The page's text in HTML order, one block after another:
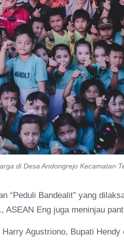
di Desa Andongrejo Kecamatan
“Peduli Bandealit” yang
Eng juga meninjau
Agustriono, Bupati